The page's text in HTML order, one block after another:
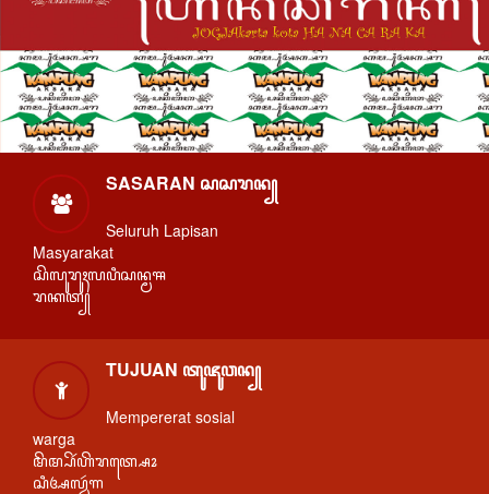
SASARAN ꦱꦱꦫꦤ꧀
Seluruh Lapisan
Masyarakat
ꦱꦼꦭꦸꦫꦸꦃꦭꦥꦶꦱꦤ꧀ꦩꦯ
ꦫꦏꦠ꧀
TUJUAN ꦠꦸꦗꦸꦮꦤ꧀
Mempererat sosial
warga
ꦩꦼꦩ꧀ꦥꦼꦂꦲꦼꦫꦠ꧀ꦱꦺꦴ
ꦱꦶꦄꦭ꧀ꦮꦂꦒ